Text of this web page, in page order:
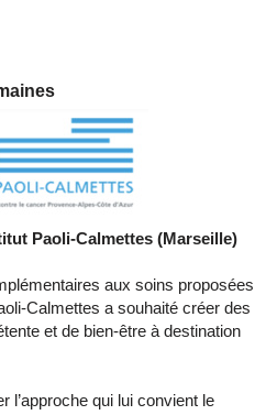
Paoli-Calmettes (Marseille)
aux soins proposées
Calmettes a souhaité créer des
et de bien-être à destination
l’approche qui lui convient le